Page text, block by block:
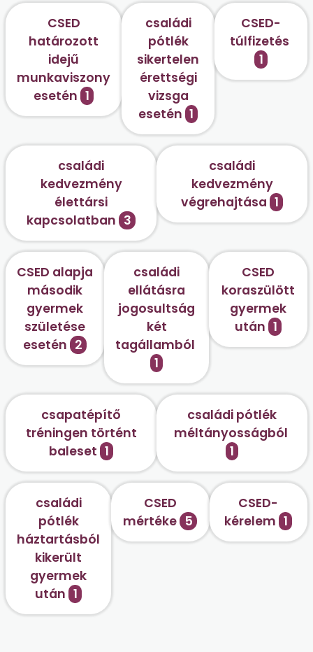
CSED
határozott
idejű
munkaviszony
esetén 1
családi
pótlék
sikertelen
érettségi
vizsga
esetén 1
CSED-
túlfizetés
1
családi
kedvezmény
élettársi
kapcsolatban 3
családi
kedvezmény
végrehajtása 1
CSED alapja
második
gyermek
születése
esetén 2
családi
ellátásra
jogosultság
két
tagállamból
1
CSED
koraszülött
gyermek
után 1
csapatépítő
tréningen történt
baleset 1
családi pótlék
méltányosságból
1
családi
pótlék
háztartásból
kikerült
gyermek
után 1
CSED
mértéke 5
CSED-
kérelem 1